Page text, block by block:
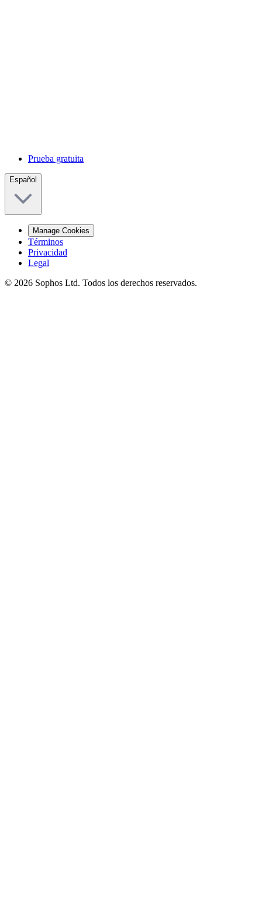
Prueba gratuita
Español
Manage Cookies
Términos
Privacidad
Legal
© 2026 Sophos Ltd. Todos los derechos reservados.